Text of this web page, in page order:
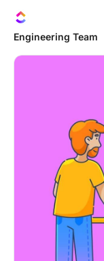
Engineering Team